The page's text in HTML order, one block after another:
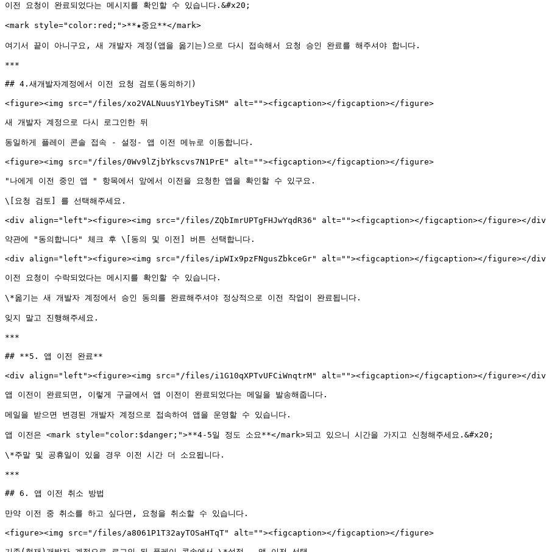
이전 요청이 완료되었다는 메시지를 확인할 수 있습니다.&#x20;
<mark style="color:red;">**★중요**</mark>
여기서 끝이 아니구요, 새 개발자 계정(앱을 옮기는)으로 다시 접속해서 요청 승인 완료를 해주셔야 합니다.
***
## 4.새개발자계정에서 이전 요청 검토(동의하기)
<figure><img src="/files/xo2VALNuusY1YbeyTiSM" alt=""><figcaption></figcaption></figure>
새 개발자 계정으로 다시 로그인한 뒤
동일하게 플레이 콘솔 접속 - 설정- 앱 이전 메뉴로 이동합니다.
<figure><img src="/files/0Wv9lZjbYkscvs7N1PrE" alt=""><figcaption></figcaption></figure>
"나에게 이전 중인 앱 " 항목에서 앞에서 이전을 요청한 앱을 확인할 수 있구요.
\[요청 검토] 를 선택해주세요.
<div align="left"><figure><img src="/files/ZQbImrUPTgFHJwYqdR36" alt=""><figcaption></figcaption></figure></
약관에 "동의합니다" 체크 후 \[동의 및 이전] 버튼 선택합니다.
<div align="left"><figure><img src="/files/ipWIx9pzFNgusZbkceGr" alt=""><figcaption></figcaption></figure></
이전 요청이 수락되었다는 메시지를 확인할 수 있습니다.
\*옮기는 새 개발자 계정에서 승인 동의를 완료해주셔야 정상적으로 이전 작업이 완료됩니다.
잊지 말고 진행해주세요.
***
## **5. 앱 이전 완료**
<div align="left"><figure><img src="/files/i1G10qXPTvUFCiWnqtrM" alt=""><figcaption></figcaption></figure></
앱 이전이 완료되면, 이렇게 구글에서 앱 이전이 완료되었다는 메일을 발송해줍니다.
메일을 받으면 변경된 개발자 계정으로 접속하여 앱을 운영할 수 있습니다.
앱 이전은 <mark style="color:$danger;">**4-5일 정도 소요**</mark>되고 있으니 시간을 가지고 신청해주세요.&#x20;
\*주말 및 공휴일이 있을 경우 이전 시간 더 소요됩니다.
***
## 6. 앱 이전 취소 방법
만약 이전 중 취소를 하고 싶다면, 요청을 취소할 수 있습니다.
<figure><img src="/files/a8061P1T32ayTOSaHTqT" alt=""><figcaption></figcaption></figure>